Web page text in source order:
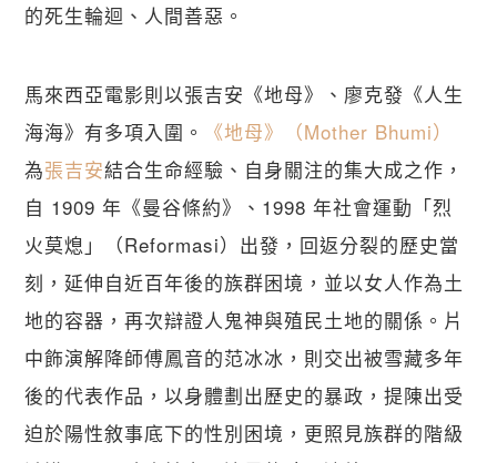
的死生輪迴、人間善惡。
馬來西亞電影則以張吉安《地母》、廖克發《人生
海海》有多項入圍。
《地母》（Mother Bhumi）
為張吉安結合生命經驗、自身關注的集大成之作，
自 1909 年《曼谷條約》、1998 年社會運動「烈
火莫熄」（Reformasi）出發，回返分裂的歷史當
刻，延伸自近百年後的族群困境，並以女人作為土
地的容器，再次辯證人鬼神與殖民土地的關係。片
中飾演解降師傅鳳音的范冰冰，則交出被雪藏多年
後的代表作品，以身體劃出歷史的暴政，提陳出受
迫於陽性敘事底下的性別困境，更照見族群的階級